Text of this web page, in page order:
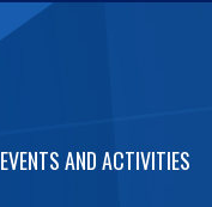
EVENTS AND ACTIVITIES